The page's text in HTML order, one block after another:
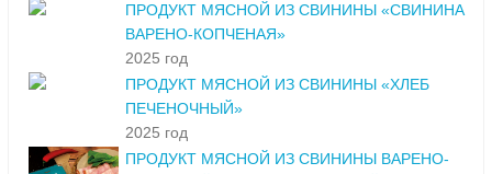
ПРОДУКТ МЯСНОЙ ИЗ СВИНИНЫ «СВИНИНА
ВАРЕНО-КОПЧЕНАЯ»
2025 год
ПРОДУКТ МЯСНОЙ ИЗ СВИНИНЫ «ХЛЕБ
ПЕЧЕНОЧНЫЙ»
2025 год
ПРОДУКТ МЯСНОЙ ИЗ СВИНИНЫ ВАРЕНО-